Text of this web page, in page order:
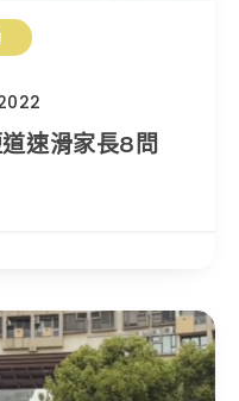
速滑家長8問